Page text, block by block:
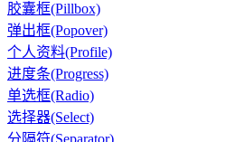
胶囊框(Pillbox)
弹出框(Popover)
个人资料(Profile)
进度条(Progress)
单选框(Radio)
选择器(Select)
分隔符(Separator)